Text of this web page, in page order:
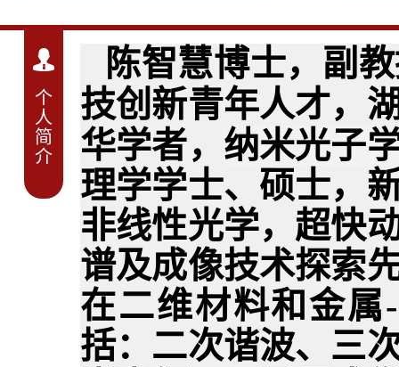
个
人
简
介
陈智慧博士，副
技创新青年人才，
华学者， 纳米光子
理学学士、硕士，
非线性光学，超快
谱及成像技术探索
在二维材料和金
括：二次谐波、三